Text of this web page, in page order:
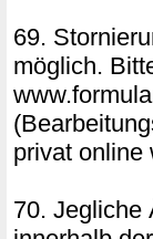
69.
möglich.
privat online
70. Jegliche